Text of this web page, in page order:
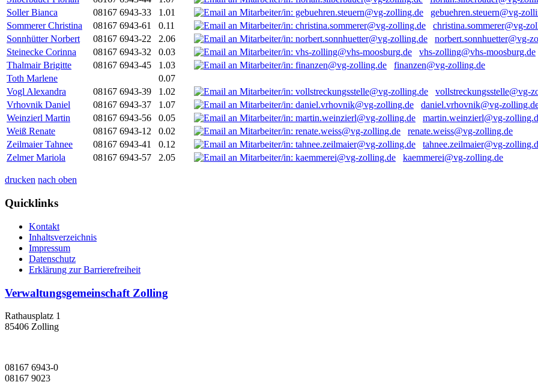
Soller Bianca
08167 6943-33 1.01
gebuehren.steuern@vg-
Sommerer Christina
08167 6943-61 0.11
christina.sommerer@vg-
Sonnhütter Norbert
08167 6943-22 2.06
norbert.sonnhuetter@vg-
Steinecke Corinna
08167 6943-32 0.03
vhs-zolling@vhs-moosburg.de
Thalmair Brigitte
08167 6943-45 1.03
finanzen@vg-zolling.de
Toth Marlene
0.07
Vogl Alexandra
08167 6943-39 1.02
vollstreckungsstelle@vg-
Vrhovnik Daniel
08167 6943-37 1.07
daniel.vrhovnik@vg-
Weinzierl Martin
08167 6943-56 0.05
martin.weinzierl@vg-
Weiß Renate
08167 6943-12 0.02
renate.weiss@vg-zolling.de
Zeilmaier Tahnee
08167 6943-41 0.12
tahnee.zeilmaier@vg-
Zelmer Mariola
08167 6943-57 2.05 kaemmerei@vg-zolling.de
drucken nach oben
Quicklinks
Kontakt
Inhaltsverzeichnis
Impressum
Datenschutz
Erklärung zur Barrierefreiheit
Verwaltungsgemeinschaft Zolling
Rathausplatz 1
85406 Zolling
08167 6943-0
08167 9023